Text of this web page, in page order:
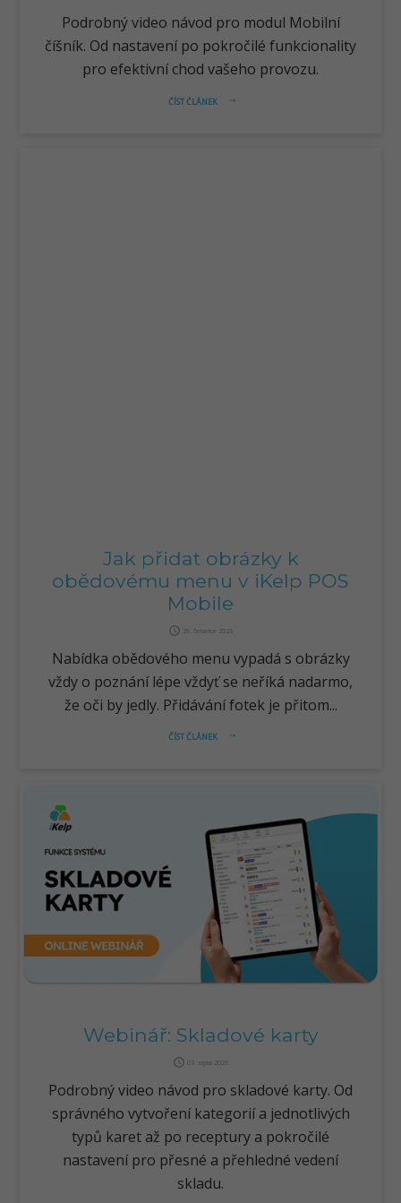
Podrobný video návod pro modul Mobilní
číšník. Od nastavení po pokročilé funkcionality
pro efektivní chod vašeho provozu.
arrow_right_alt
ČÍST ČLÁNEK
Jak přidat obrázky k
obědovému menu v iKelp POS
Mobile
query_builder 29. července 2026
Nabídka obědového menu vypadá s obrázky
vždy o poznání lépe vždyť se neříká nadarmo,
že oči by jedly. Přidávání fotek je přitom...
arrow_right_alt
ČÍST ČLÁNEK
Webinář: Skladové karty
query_builder 03. srpna 2026
Podrobný video návod pro skladové karty. Od
správného vytvoření kategorií a jednotlivých
typů karet až po receptury a pokročilé
nastavení pro přesné a přehledné vedení
skladu.